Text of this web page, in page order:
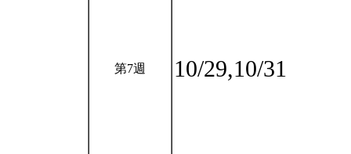
第7週 10/29,10/31